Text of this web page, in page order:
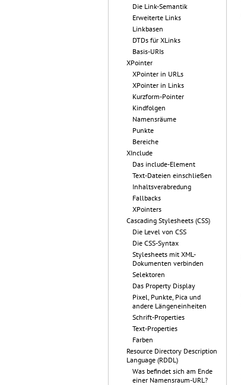
Die Link-Semantik
Erweiterte Links
Linkbasen
DTDs für XLinks
Basis-URIs
XPointer
XPointer in URLs
XPointer in Links
Kurzform-Pointer
Kindfolgen
Namensräume
Punkte
Bereiche
XInclude
Das include-Element
Text-Dateien einschließen
Inhaltsverabredung
Fallbacks
XPointers
Cascading Stylesheets (CSS)
Die Level von CSS
Die CSS-Syntax
Stylesheets mit XML-
Dokumenten verbinden
Selektoren
Das Property Display
Pixel, Punkte, Pica und
andere Längeneinheiten
Schrift-Properties
Text-Properties
Farben
Resource Directory Description
Language (RDDL)
Was befindet sich am Ende
einer Namensraum-URL?